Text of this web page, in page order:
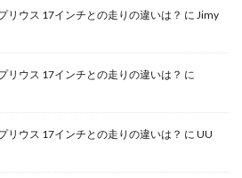
リウス 17インチとの走りの違いは？ に Jimy
リウス 17インチとの走りの違いは？ に
リウス 17インチとの走りの違いは？ に UU